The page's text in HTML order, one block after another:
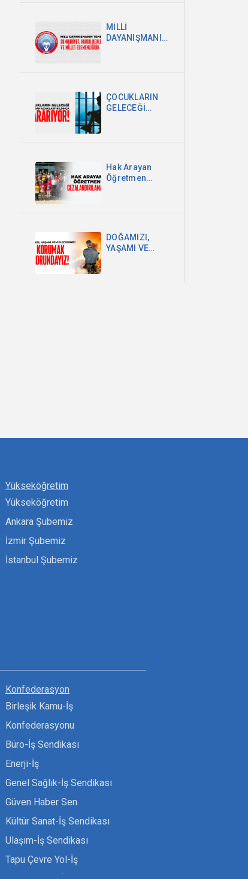
MİLLİ
DAYANIŞMANIN
MİLLET
EGEMENLİĞİDİR
ÇOCUKLARIN
GELECEĞİ
Hak Arayan
Öğretmen
DOĞAMIZI,
YAŞAMI VE
Yükseköğretim
Yükseköğretim
Ankara Şubemiz
İzmir Şubemiz
İstanbul Şubemiz
Konfederasyon
Birleşik Kamu-İş
Konfederasyonu
Büro-İş Sendikası
Enerji-İş
Genel Sağlık-İş Sendikası
Güven Haber Sen
Kültür Sanat-İş Sendikası
Ulaşım-İş Sendikası
Tapu Çevre Yol-İş